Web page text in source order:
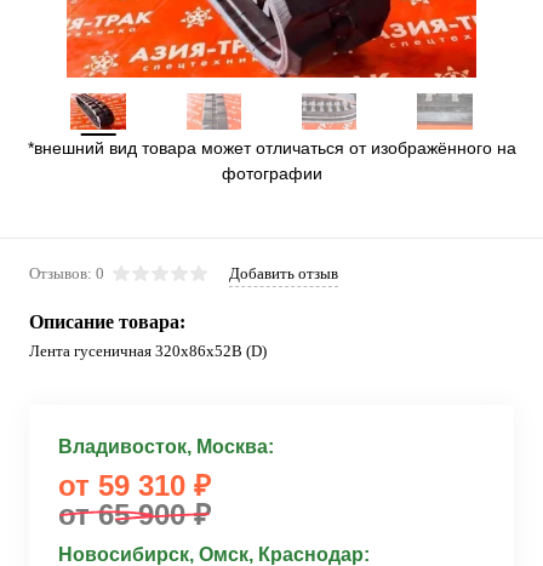
*внешний вид товара может отличаться от изображённого на
фотографии
Отзывов: 0 Добавить отзыв
Описание товара:
Лента гусеничная 320x86x52B (D)
Владивосток, Москва:
от 59 310 ₽
от 65 900 ₽
Новосибирск, Омск, Краснодар: